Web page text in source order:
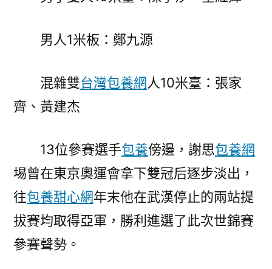
男人1米板：鄭九源
混雜雙台灣包養網人10米臺：張家
齊、黃建杰
13位參賽選手包養傍邊，謝思包養網
埸曾在東京奧運會拿下雙冠后逐步淡出，
往包養甜心網年末他在武漢停止的兩站提
拔賽均取得亞軍，勝利進選了此次世錦賽
參賽聲勢。